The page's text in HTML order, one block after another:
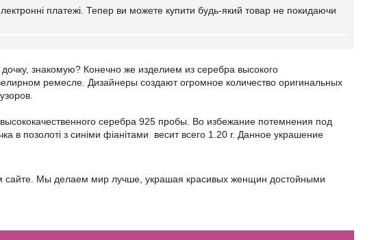
платежі. Тепер ви можете купити будь-який товар не покидаючи
знакомую? Конечно же изделием из серебра высокого
ремесле. Дизайнеры создают огромное количество оригинальных
высококачественного серебра 925 пробы. Во избежание потемнения под
в позолоті з синіми фіанітами весит всего 1.20 г. Данное украшение
сайте. Мы делаем мир лучше, украшая красивых женщин достойными